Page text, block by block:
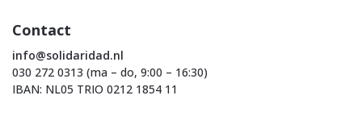
Contact
info@solidaridad.nl
030 272 0313 (ma – do, 9:00 – 16:30)
IBAN: NL05 TRIO 0212 1854 11